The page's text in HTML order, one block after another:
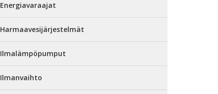
Energiavaraajat
Harmaavesijärjestelmät
Ilmalämpöpumput
Ilmanvaihto